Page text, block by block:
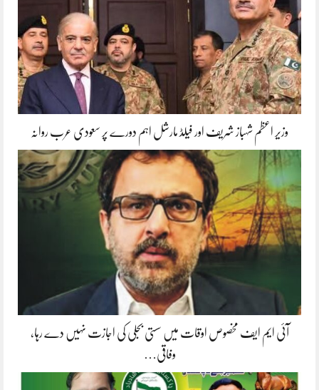
وزیر اعظم شہباز شریف اور فیلڈ مارشل اہم دورے پر سعودی عرب روانہ
آئی ایم ایف مخصوص اوقات میں سستی بجلی کی اجازت نہیں دے رہا،
وفاقی…